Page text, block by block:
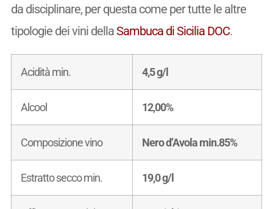
da disciplinare, per questa come per tutte le altre
tipologie dei vini dellaSambuca di Sicilia DOC.
Acidità min. 4,5 g/l
Alcool 12,00%
Composizione vino Nero d’Avola min.85%
Estratto secco min. 19,0 g/l